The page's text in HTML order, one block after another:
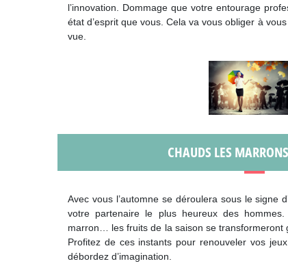
l’innovation. Dommage que votre entourage
état d’esprit que vous. Cela va vous obliger à
vue.
CHAUDS LES
Avec vous l’automne se déroulera sous le signe
votre partenaire le plus heureux des hommes.
marron… les fruits de la saison se transformeront
Profitez de ces instants pour renouveler vos
débordez d’imagination.